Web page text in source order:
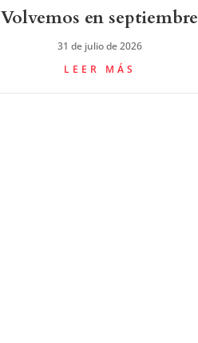
Volvemos en septiembre
31 de julio de 2026
LEER MÁS